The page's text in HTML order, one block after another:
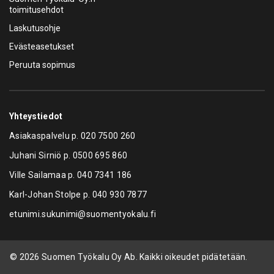
toimitusehdot
Laskutusohje
Evästeasetukset
Peruuta sopimus
Yhteystiedot
Asiakaspalvelu p.020 7500 260
Juhani Sirniö p. 0500 695 860
Ville Sailamaa p.040 7341 186
Karl-Johan Stolpe p. 040 930 7877
etunimi.sukunimi@suomentyokalu.fi
© 2026 Suomen Työkalu Oy Ab. Kaikki oikeudet pidätetään.